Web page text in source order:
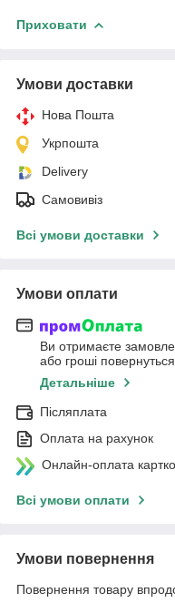
Приховати
Умови доставки
Нова Пошта
Укрпошта
Delivery
Самовивіз
Всі умови доставки
Умови оплати
Ви отримаєте
або гроші
Детальніше
Післяплата
Оплата на рахунок
Онлайн-оплата
Всі умови оплати
Умови повернення
Повернення товару